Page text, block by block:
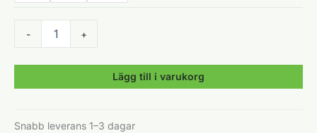
-
pistagenötter
salt
+
Lägg till i varukorg
Snabb leverans 1–3 dagar